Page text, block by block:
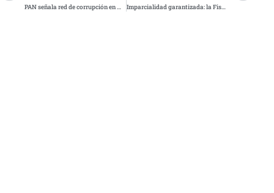
PAN señala red de corrupción en Morena y anuncia denuncias ante autoridades federales Imparcialidad garantizada: la Fiscalía de Morelos responde a la comparecencia de Cuauhtémoc Blanco